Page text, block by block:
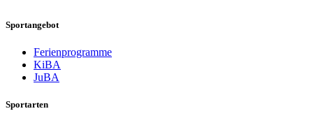
Sportangebot
Ferienprogramme
KiBA
JuBA
Sportarten